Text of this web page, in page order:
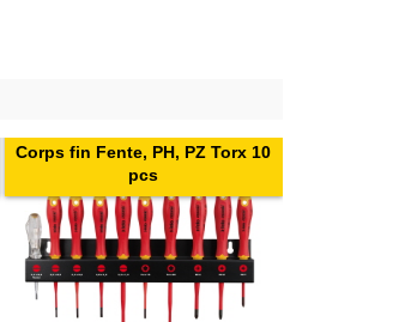
Corps fin Fente, PH, PZ Torx 10
pcs